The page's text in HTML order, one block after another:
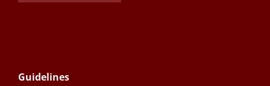
Guidelines